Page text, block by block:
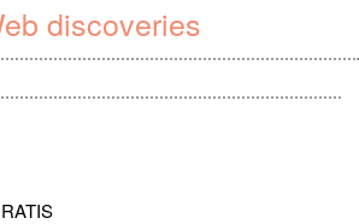
discoveries